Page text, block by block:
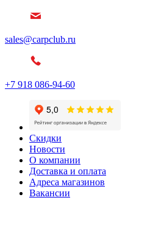
sales@carpclub.ru
+7 918 086-94-60
Скидки
Новости
О компании
Доставка и оплата
Адреса магазинов
Вакансии